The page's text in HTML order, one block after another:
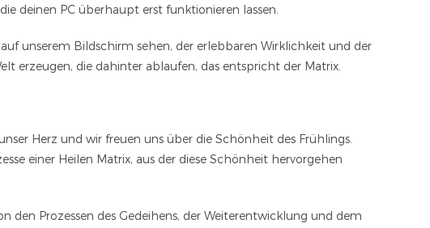
deinen PC überhaupt erst funktionieren lassen.
unserem Bildschirm sehen, der erlebbaren Wirklichkeit und der
erzeugen, die dahinter ablaufen, das entspricht der Matrix.
Herz und wir freuen uns über die Schönheit des Frühlings.
einer Heilen Matrix, aus der diese Schönheit hervorgehen
den Prozessen des Gedeihens, der Weiterentwicklung und dem